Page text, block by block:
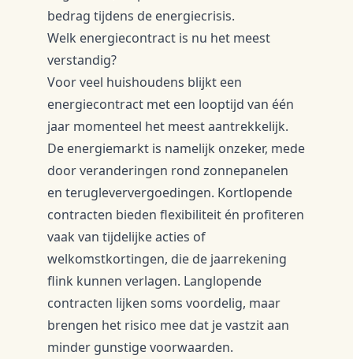
bedrag tijdens de energiecrisis.
Welk energiecontract is nu het meest
verstandig?
Voor veel huishoudens blijkt een
energiecontract met een looptijd van één
jaar momenteel het meest aantrekkelijk.
De energiemarkt is namelijk onzeker, mede
door veranderingen rond zonnepanelen
en terugleververgoedingen. Kortlopende
contracten bieden flexibiliteit én profiteren
vaak van tijdelijke acties of
welkomstkortingen, die de jaarrekening
flink kunnen verlagen. Langlopende
contracten lijken soms voordelig, maar
brengen het risico mee dat je vastzit aan
minder gunstige voorwaarden.